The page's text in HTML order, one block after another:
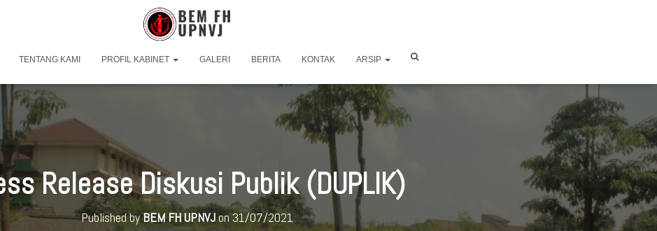
TENTANG KAMI PROFIL KABINET GALERI BERITA KONTAK ARSIP
Release Diskusi Publik (DUPLIK)
Published byBEM FH UPNVJon31/07/2021